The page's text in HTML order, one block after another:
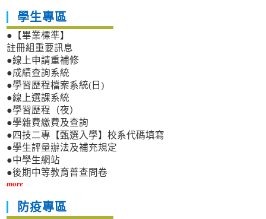
學生專區
●【畢業標準】
註冊組重要訊息
●線上申請重補修
●成績查詢系統
●學習歷程檔案系統(日)
●線上選課系統
●學習歷程（夜）
●學雜費繳費及查詢
●四技二專【甄選入學】校系代碼填寫
●學生評量辦法及補充規定
●中學生網站
●後期中等教育普查問卷
more
防疫專區